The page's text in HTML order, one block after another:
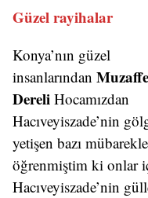
Güzel rayihalar
Konya’nın güzel
insanlarından
Dereli Hocamızdan
Hacıveyiszade’nin
yetişen bazı
öğrenmiştim ki onlar
Hacıveyiszade’nin